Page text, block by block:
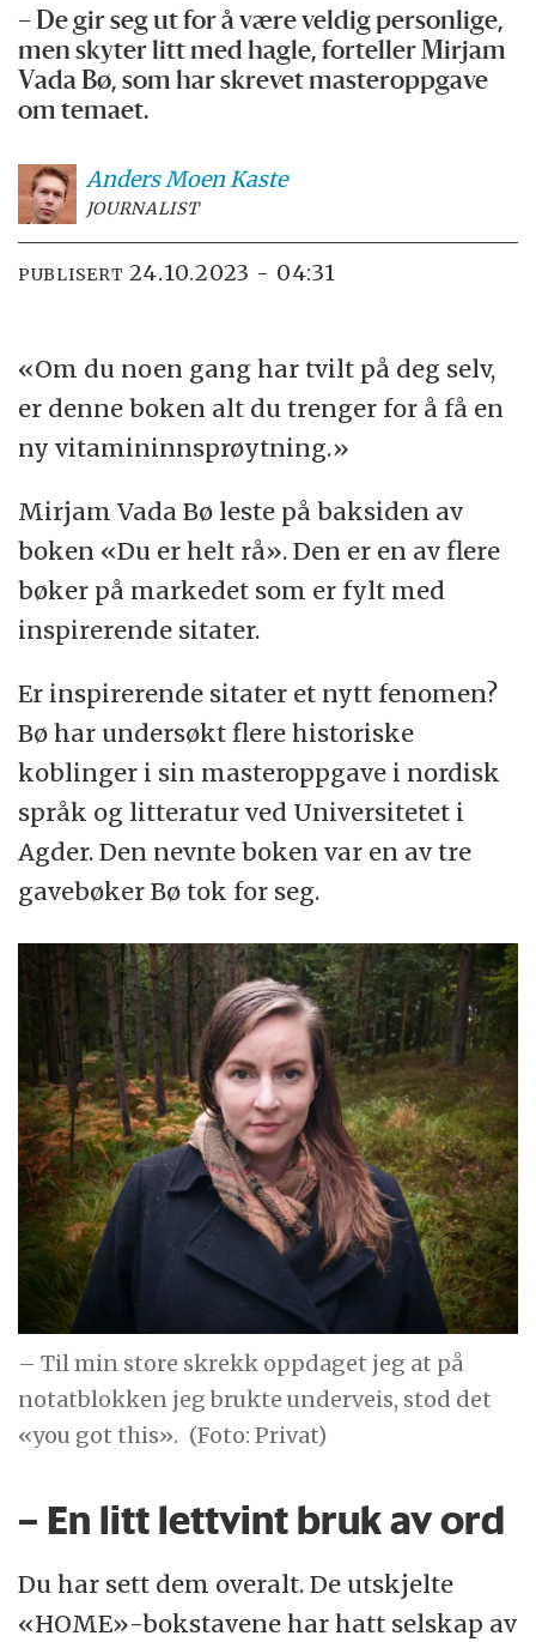
– De gir seg ut for å være veldig personlige,
men skyter litt med hagle, forteller Mirjam
Vada Bø, som har skrevet masteroppgave
om temaet.
Anders MoenKaste
JOURNALIST
PUBLISERT 24.10.2023 - 04:31
«Om du noen gang har tvilt på deg selv,
er denne boken alt du trenger for å få en
ny vitamininnsprøytning.»
Mirjam Vada Bø leste på baksiden av
boken «Du er helt rå». Den er en av flere
bøker på markedet som er fylt med
inspirerende sitater.
Er inspirerende sitater et nytt fenomen?
Bø har undersøkt flere historiske
koblinger i sin masteroppgave i nordisk
språk og litteratur ved Universitetet i
Agder. Den nevnte boken var en av tre
gavebøker Bø tok for seg.
– Til min store skrekk oppdaget jeg at på
notatblokken jeg brukte underveis, stod det
«you got this». (Foto: Privat)
– En litt lettvint bruk av ord
Du har sett dem overalt. De utskjelte
«HOME»-bokstavene har hatt selskap av